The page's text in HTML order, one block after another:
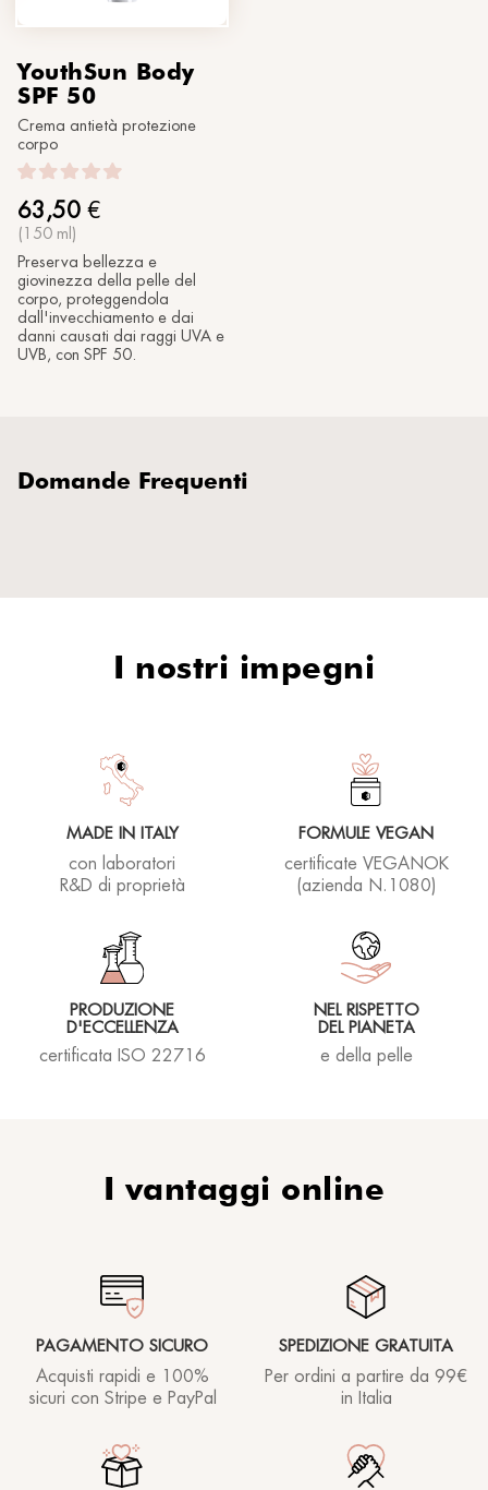
YouthSun Body
SPF 50
Crema antietà protezione
corpo
63,50 €
(150 ml)
Preserva bellezza e
giovinezza della pelle del
corpo, proteggendola
dall'invecchiamento e dai
danni causati dai raggi UVA e
UVB, con SPF 50.
Domande Frequenti
I nostri impegni
MADE IN ITALY
con laboratori
R&D di proprietà
FORMULE VEGAN
certificate VEGANOK
(azienda N.1080)
PRODUZIONE
D'ECCELLENZA
certificata ISO 22716
NEL RISPETTO
DEL PIANETA
e della pelle
I vantaggi online
PAGAMENTO SICURO
Acquisti rapidi e 100%
sicuri con Stripe e PayPal
SPEDIZIONE GRATUITA
Per ordini a partire da 99€
in Italia